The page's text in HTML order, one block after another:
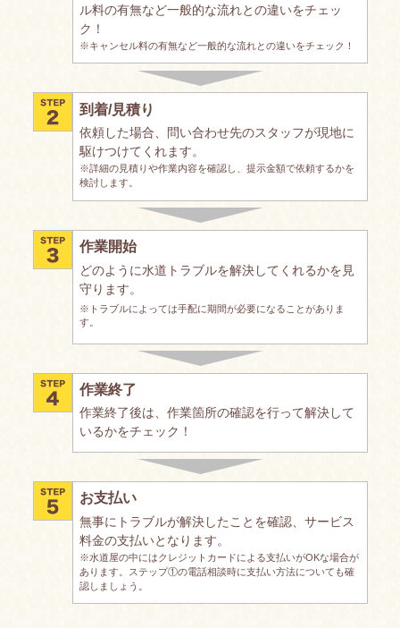
ル料の有無など一般的な流れとの違いをチェッ
ク！
※キャンセル料の有無など一般的な流れとの違いをチェック！
到着/見積り
依頼した場合、問い合わせ先のスタッフが現地に
駆けつけてくれます。
※詳細の見積りや作業内容を確認し、提示金額で依頼するかを
検討します。
作業開始
どのように水道トラブルを解決してくれるかを見
守ります。
※トラブルによっては手配に期間が必要になることがありま
す。
作業終了
作業終了後は、作業箇所の確認を行って解決して
いるかをチェック！
お支払い
無事にトラブルが解決したことを確認、サービス
料金の支払いとなります。
※水道屋の中にはクレジットカードによる支払いがOKな場合が
あります。ステップ①の電話相談時に支払い方法についても確
認しましょう。